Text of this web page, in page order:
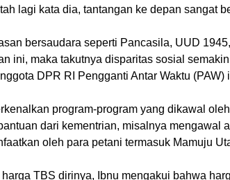
lagi kata dia, tantangan ke depan sangat
bersaudara seperti Pancasila, UUD
ini, maka takutnya disparitas sosial
DPR RI Pengganti Antar Waktu (PAW)
program-program yang dikawal
dari kementrian, misalnya mengawal
oleh para petani termasuk Mamuju
TBS dirinya, Ibnu mengakui bahwa